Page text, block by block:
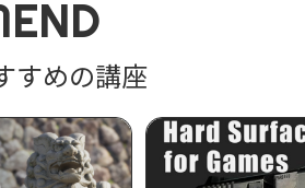
すめの講座